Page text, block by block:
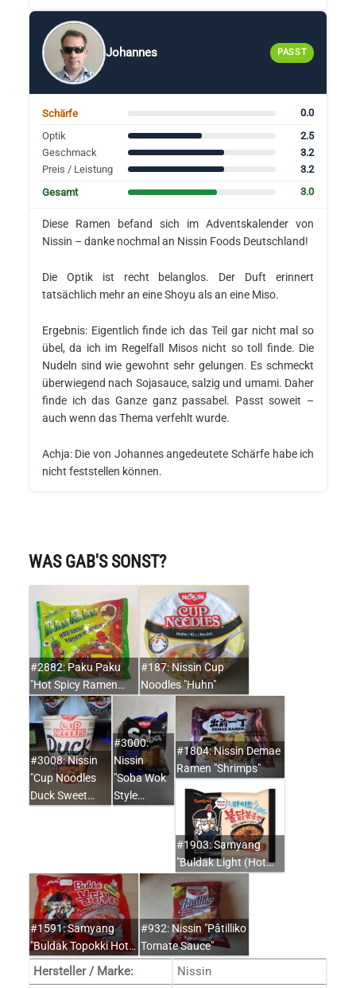
Johannes PASST
Schärfe
0.0
Optik
2.5
Geschmack
3.2
Preis / Leistung
3.2
Gesamt
3.0
Diese Ramen befand sich im Adventskalender von
Nissin – danke nochmal an Nissin Foods Deutschland!
Die Optik ist recht belanglos. Der Duft erinnert
tatsächlich mehr an eine Shoyu als an eine Miso.
Ergebnis: Eigentlich finde ich das Teil gar nicht mal so
übel, da ich im Regelfall Misos nicht so toll finde. Die
Nudeln sind wie gewohnt sehr gelungen. Es schmeckt
überwiegend nach Sojasauce, salzig und umami. Daher
finde ich das Ganze ganz passabel. Passt soweit –
auch wenn das Thema verfehlt wurde.
Achja: Die von Johannes angedeutete Schärfe habe ich
nicht feststellen können.
WAS GAB'S SONST?
#2882: Paku Paku
"Hot Spicy Ramen…
#187: Nissin Cup
Noodles "Huhn"
#3008: Nissin
"Cup Noodles
Duck Sweet…
#3000:
Nissin
"Soba Wok
Style…
#1804: Nissin Demae
Ramen "Shrimps"
#1903: Samyang
"Buldak Light (Hot…
#1591: Samyang
"Buldak Topokki Hot…
#932: Nissin "Pâtilliko
Tomate Sauce"
Hersteller / Marke:
Nissin